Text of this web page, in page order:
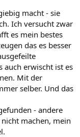
macht - sie
Ich versucht zwar
es mein bestes
das es besser
auch erwischt ist es
Mit der
selber. Und das
- andere
machen, mein